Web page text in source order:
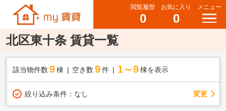
閲覧履歴
0
お気に入り
0
メニュー
北区東十条 賃貸一覧
該当物件数 9棟 空き数 9 件 1～9 棟を表示
絞り込み条件： なし 変更